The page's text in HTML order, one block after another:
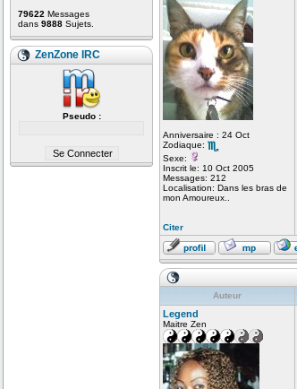
79622 Messages
dans 9888 Sujets.
ZenZone IRC
Pseudo :
Anniversaire : 24 Oct
Zodiaque:
Sexe:
Inscrit le: 10 Oct 2005
Messages: 212
Localisation: Dans les bras de
mon Amoureux..
Citer
Auteur
Legend
Maitre Zen